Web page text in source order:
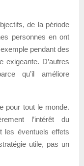
de la période
personnes en ont
pendant des
exigeante. D’autres
qu’il améliore
pour tout le monde.
l’intérêt du
les éventuels effets
utile, pas un